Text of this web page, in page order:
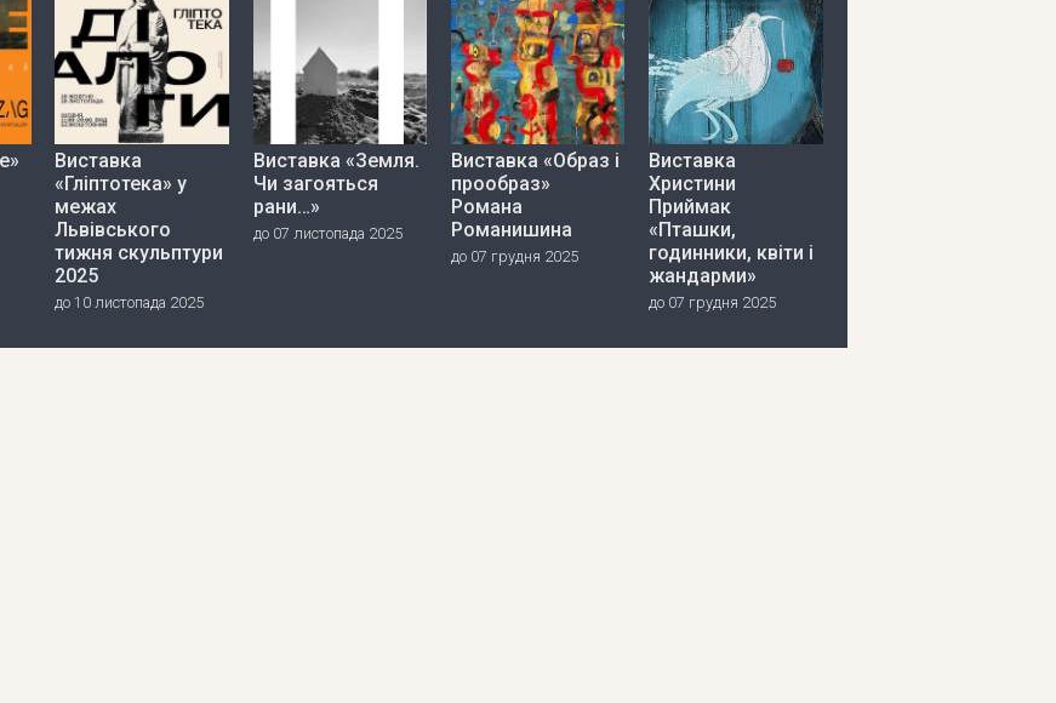
Виставка
«Гліптотека» у
межах
Львівського
тижня скульптури
2025
до 10 листопада 2025
Виставка «Земля.
Чи загояться
рани…»
до 07 листопада 2025
Виставка «Образ і
прообраз»
Романа
Романишина
до 07 грудня 2025
Виставка
Христини
Приймак
«Пташки,
годинники, квіти і
жандарми»
до 07 грудня 2025